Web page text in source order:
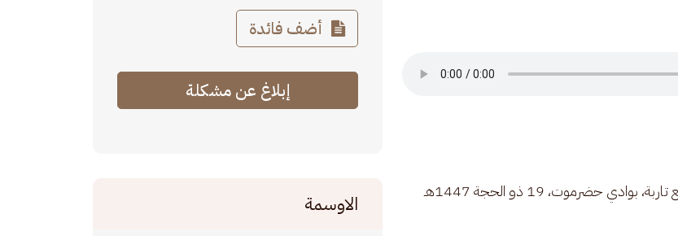
خطبة الجمعة للعلامة الحبيب عمر بن محمد بن حفيظ في جامع تاربة، بوادي حضرموت، 19 ذو الحجة 1447هـ
أضف فائدة
إبلاغ عن مشكلة
الاوسمة